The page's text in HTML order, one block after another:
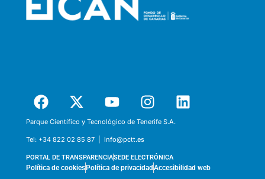
Parque Científico y Tecnológico de Tenerife S.A.
Tel: +34 822 02 85 87 | info@pctt.es
PORTAL DE TRANSPARENCIASEDE ELECTRÓNICA
Política de cookiesPolítica de privacidadAccesibilidad web